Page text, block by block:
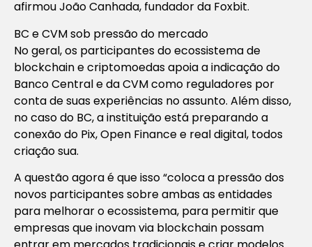
afirmou João Canhada, fundador da Foxbit.
BC e CVM sob pressão do mercado
No geral, os participantes do ecossistema de
blockchain e criptomoedas apoia a indicação do
Banco Central e da CVM como reguladores por
conta de suas experiências no assunto. Além disso,
no caso do BC, a instituição está preparando a
conexão do Pix, Open Finance e real digital, todos
criação sua.
A questão agora é que isso “coloca a pressão dos
novos participantes sobre ambas as entidades
para melhorar o ecossistema, para permitir que
empresas que inovam via blockchain possam